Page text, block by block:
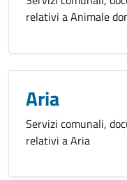
relativi a Animale
Aria
Servizi comunali,
relativi a Aria